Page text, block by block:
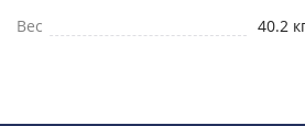
Вес
40.2